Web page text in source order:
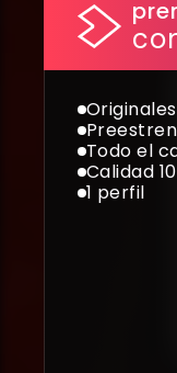
Todo el
Calidad
1 perfil